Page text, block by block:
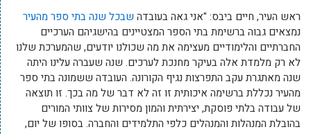
ראש העיר, חיים ביבס: "אני גאה בעובדה שבכל שנה בתי ספר מהעיר
נמצאים גבוה ברשימת בתי הספר המצטיינים בהישגיהם הערכיים
החברתיים והלימודיים מעצימה את מה שכולנו יודעים, שהמערכת שלנו
לא רק מלמדת אלה בעיקר מחנכת לערכים. שנה שעברה עלינו היתה
שנה מאתגרת עקב התפרצות נגיף הקורונה. העובדה ששמונה בתי ספר
מהעיר נכללת ברשימה איכותית זו זה לא דבר של מה בכך. זו תוצאה
של עבודה בלתי פוסקת, יצירתית והמון מסירות של צוותי המורים
בהובלת המנהלות והמנהלים כלפי התלמידים והחברה. בסופו של יום,